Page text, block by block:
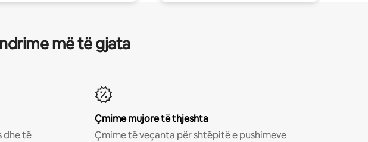
më të gjata
dhe të
Çmime mujore të thjeshta
Çmime të veçanta për shtëpitë e pushimeve